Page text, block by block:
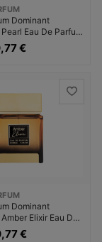
Dominant
Eau De Parfum
€
Dominant
Elixir Eau De
Unisex
€